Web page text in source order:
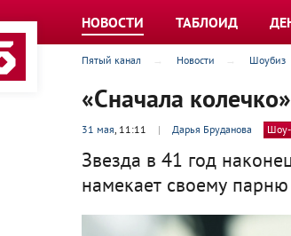
НОВОСТИ ТАБЛОИД
Пятый канал Новости Шоубиз
«Сначала
31 мая, 11:11 | Дарья Бруданова Шоу-
Звезда в 41 год
намекает своему